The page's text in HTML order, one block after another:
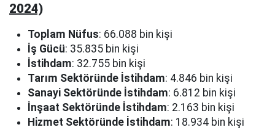
2024)
Toplam Nüfus: 66.088 bin kişi
İş Gücü: 35.835 bin kişi
İstihdam: 32.755 bin kişi
Tarım Sektöründe İstihdam: 4.846 bin kişi
Sanayi Sektöründe İstihdam: 6.812 bin kişi
İnşaat Sektöründe İstihdam: 2.163 bin kişi
Hizmet Sektöründe İstihdam: 18.934 bin kişi